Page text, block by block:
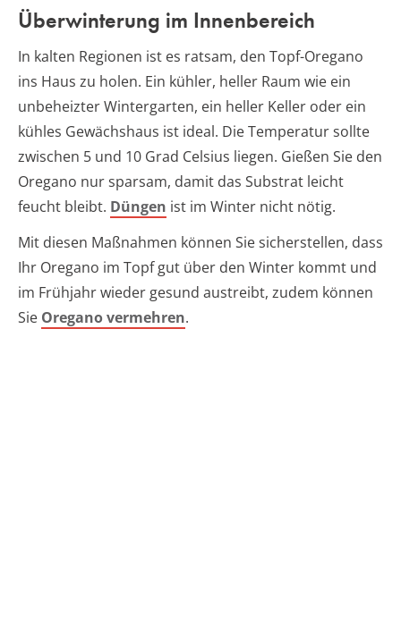
Überwinterung im Innenbereich
In kalten Regionen ist es ratsam, den Topf-Oregano
ins Haus zu holen. Ein kühler, heller Raum wie ein
unbeheizter Wintergarten, ein heller Keller oder ein
kühles Gewächshaus ist ideal. Die Temperatur sollte
zwischen 5 und 10 Grad Celsius liegen. Gießen Sie den
Oregano nur sparsam, damit das Substrat leicht
feucht bleibt. Düngen ist im Winter nicht nötig.
Mit diesen Maßnahmen können Sie sicherstellen, dass
Ihr Oregano im Topf gut über den Winter kommt und
im Frühjahr wieder gesund austreibt, zudem können
Sie Oregano vermehren.